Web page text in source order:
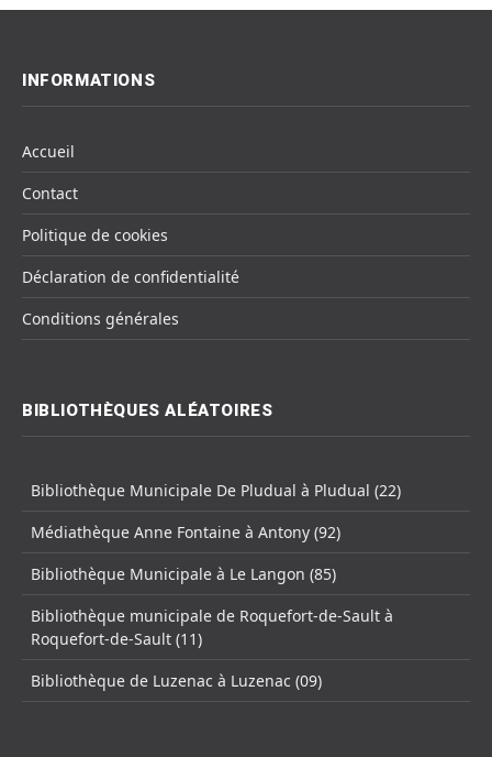
INFORMATIONS
Accueil
Contact
Politique de cookies
Déclaration de confidentialité
Conditions générales
BIBLIOTHÈQUES ALÉATOIRES
Bibliothèque Municipale De Pludual à Pludual (22)
Médiathèque Anne Fontaine à Antony (92)
Bibliothèque Municipale à Le Langon (85)
Bibliothèque municipale de Roquefort-de-Sault à
Roquefort-de-Sault (11)
Bibliothèque de Luzenac à Luzenac (09)